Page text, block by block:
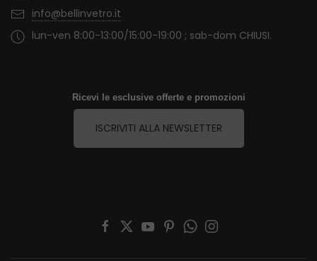
info@bellinvetro.it
lun-ven 8:00-13:00/15:00-19:00 ; sab-dom CHIUSI.
Ricevi le esclusive offerte e promozioni
ISCRIVITI ALLA NEWSLETTER